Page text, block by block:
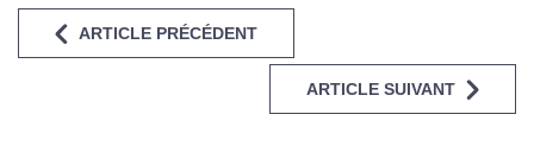
ARTICLE PRÉCÉDENT
ARTICLE SUIVANT